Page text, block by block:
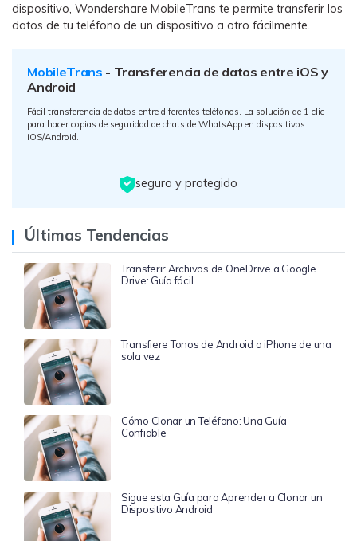
dispositivo, Wondershare MobileTrans te permite transferir los
datos de tu teléfono de un dispositivo a otro fácilmente.
MobileTrans - Transferencia de datos entre iOS y
Android
Fácil transferencia de datos entre diferentes teléfonos. La solución de 1 clic
para hacer copias de seguridad de chats de WhatsApp en dispositivos
iOS/Android.
seguro y protegido
Últimas Tendencias
Transferir Archivos de OneDrive a Google
Drive: Guía fácil
Transfiere Tonos de Android a iPhone de una
sola vez
Cómo Clonar un Teléfono: Una Guía
Confiable
Sigue esta Guía para Aprender a Clonar un
Dispositivo Android